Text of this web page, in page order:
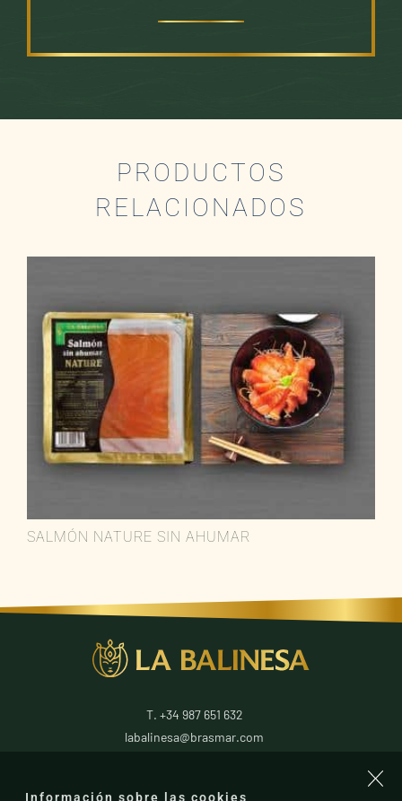
PRODUCTOS
RELACIONADOS
SALMÓN NATURE SIN AHUMAR
T. +34 987 651 632
labalinesa@brasmar.com
Información sobre las cookies